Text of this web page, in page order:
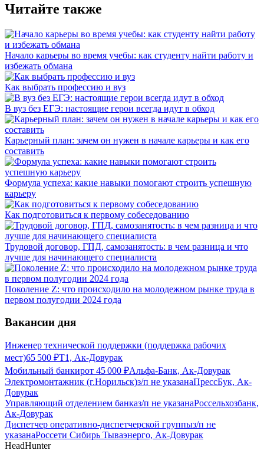
Читайте также
Начало карьеры во время учебы: как студенту найти работу и
избежать обмана
Как выбрать профессию и вуз
В вуз без ЕГЭ: настоящие герои всегда идут в обход
Карьерный план: зачем он нужен в начале карьеры и как его
составить
Формула успеха: какие навыки помогают строить успешную
карьеру
Как подготовиться к первому собеседованию
Трудовой договор, ГПД, самозанятость: в чем разница и что
лучше для начинающего специалиста
Поколение Z: что происходило на молодежном рынке труда в
первом полугодии 2024 года
Вакансии дня
Инженер технической поддержки (поддержка рабочих
мест)65 500 ₽Т1, Ак-Довурак
Мобильный банкирот 45 000 ₽Альфа-Банк, Ак-Довурак
Электромонтажник (г.Норильск)з/п не указанаПрессБук, Ак-
Довурак
Управляющий отделением банказ/п не указанаРоссельхозбанк,
Ак-Довурак
Диспетчер оперативно-диспетчерской группыз/п не
указанаРоссети Сибирь Тываэнерго, Ак-Довурак
HeadHunter